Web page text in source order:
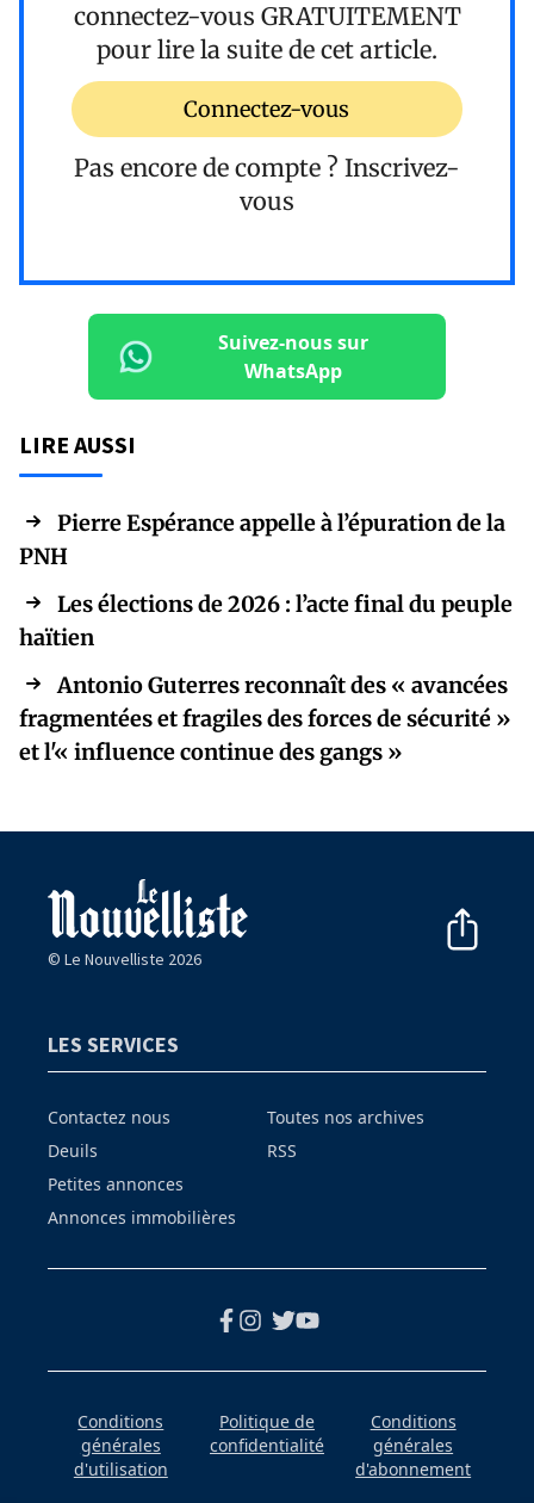
connectez-vous GRATUITEMENT
pour lire la suite de cet article.
Connectez-vous
Pas encore de compte ? Inscrivez-
vous
Suivez-nous sur
WhatsApp
LIRE AUSSI
Pierre Espérance appelle à l’épuration de la
PNH
Les élections de 2026 : l’acte final du peuple
haïtien
Antonio Guterres reconnaît des « avancées
fragmentées et fragiles des forces de sécurité »
et l'« influence continue des gangs »
© Le Nouvelliste 2026
LES SERVICES
Contactez nous
Deuils
Petites annonces
Annonces immobilières
Toutes nos archives
RSS
Conditions
générales
d'utilisation
Politique de
confidentialité
Conditions
générales
d'abonnement